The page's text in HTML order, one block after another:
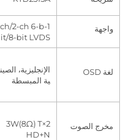
1-ch/2-ch 6-b
it/8-bit LVDS
أقصى
الإنجليزية، الصين
ية المبسطة
2×3W(8Ω) T
HD+N